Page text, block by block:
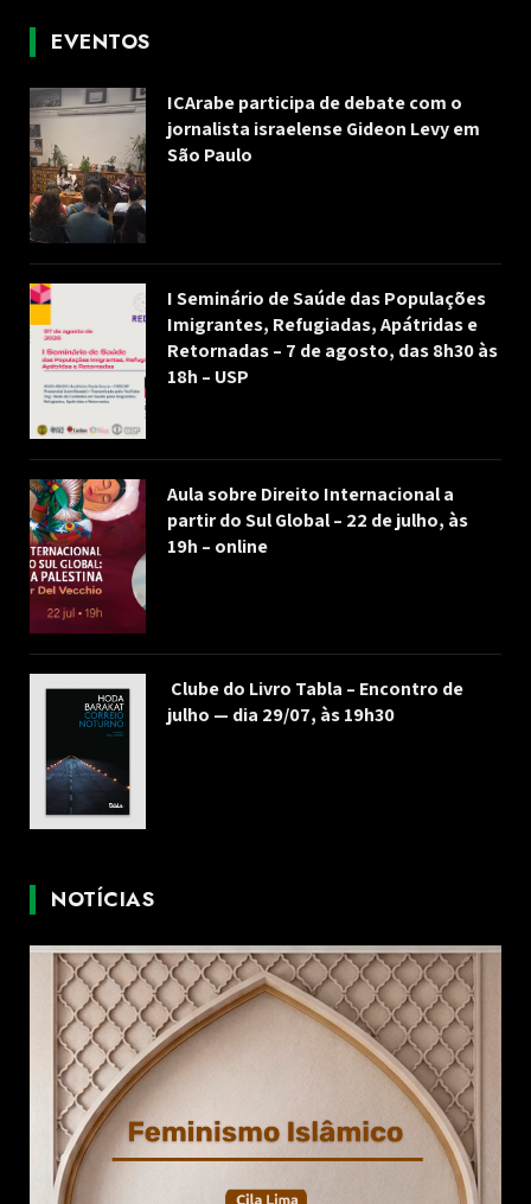
EVENTOS
ICArabe participa de debate com o
jornalista israelense Gideon Levy em
São Paulo
I Seminário de Saúde das Populações
Imigrantes, Refugiadas, Apátridas e
Retornadas – 7 de agosto, das 8h30 às
18h – USP
Aula sobre Direito Internacional a
partir do Sul Global – 22 de julho, às
19h – online
Clube do Livro Tabla – Encontro de
julho — dia 29/07, às 19h30
NOTÍCIAS